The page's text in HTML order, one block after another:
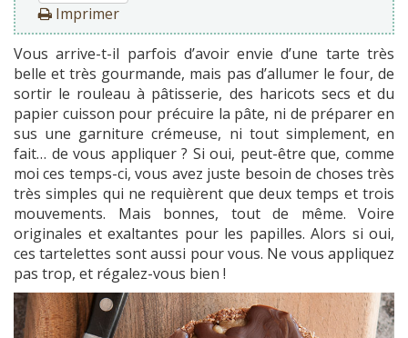
Imprimer
Vous arrive-t-il parfois d’avoir envie d’une tarte très
belle et très gourmande, mais pas d’allumer le four, de
sortir le rouleau à pâtisserie, des haricots secs et du
papier cuisson pour précuire la pâte, ni de préparer en
sus une garniture crémeuse, ni tout simplement, en
fait… de vous appliquer ? Si oui, peut-être que, comme
moi ces temps-ci, vous avez juste besoin de choses très
très simples qui ne requièrent que deux temps et trois
mouvements. Mais bonnes, tout de même. Voire
originales et exaltantes pour les papilles. Alors si oui,
ces tartelettes sont aussi pour vous. Ne vous appliquez
pas trop, et régalez-vous bien !